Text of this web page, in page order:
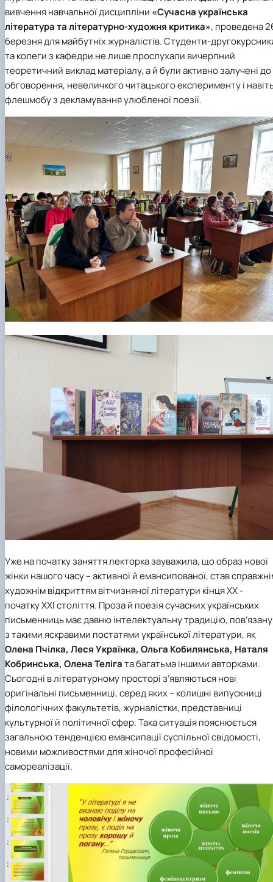
Кафедра англійської філології
Кафедра фізичної культури і спорту
Кафедра філософії та міжнародної
комунікації
Кафедра психології
Кафедра культурології
вивчення навчальної дисципліни «Сучасна українська
література та літературно-художня критика», проведена
березнядля майбутніх журналістів. Студенти-
та колеги з кафедри не лише прослухали вичерпний
теоретичний виклад матеріалу, а й були активно залучені до
обговорення, невеличкого читацького експерименту і
флешмобу з декламування улюбленої поезії.
Уже на початку заняття лекторка зауважила, що образ нової
жінки нашого часу – активної й емансипованої, став
художнім відкриттям вітчизняної літератури кінця ХХ -
початку ХХІ століття. Проза й поезія сучасних українських
письменниць має давню інтелектуальну традицію, пов’язану
з такими яскравими постатями української літератури, як
Олена Пчілка, Леся Українка, Ольга Кобилянська, Наталя
Кобринська, Олена Телігата багатьма іншими авторками.
Сьогодні в літературному просторі з’являються нові
оригінальні письменниці, серед яких – колишні випускниці
філологічних факультетів, журналістки, представниці
культурної й політичної сфер. Така ситуація пояснюється
загальною тенденцією емансипації суспільної свідомості,
новими можливостями для жіночої професійної
самореалізації.